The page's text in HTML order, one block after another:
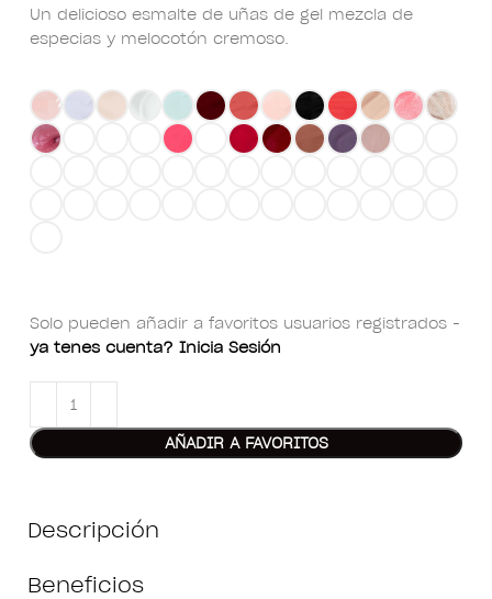
Un delicioso esmalte de uñas de gel mezcla de
especias y melocotón cremoso.
Solo pueden añadir a favoritos usuarios registrados -
ya tenes cuenta? Inicia Sesión
AÑADIR A FAVORITOS
Descripción
Beneficios